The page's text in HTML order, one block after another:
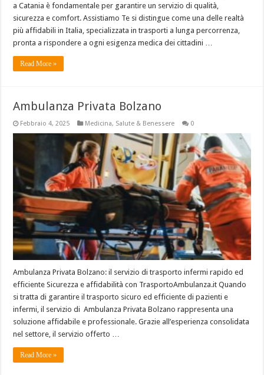
a Catania è fondamentale per garantire un servizio di qualità,
sicurezza e comfort. Assistiamo Te si distingue come una delle realtà
più affidabili in Italia, specializzata in trasporti a lunga percorrenza,
pronta a rispondere a ogni esigenza medica dei cittadini …
Read More »
Ambulanza Privata Bolzano
Febbraio 4, 2025 Medicina, Salute & Benessere 0
Ambulanza Privata Bolzano: il servizio di trasporto infermi rapido ed
efficiente Sicurezza e affidabilità con TrasportoAmbulanza.it Quando
si tratta di garantire il trasporto sicuro ed efficiente di pazienti e
infermi, il servizio di Ambulanza Privata Bolzano rappresenta una
soluzione affidabile e professionale. Grazie all’esperienza consolidata
nel settore, il servizio offerto …
Read More »